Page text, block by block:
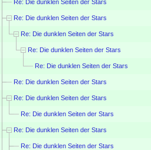
Re: Die dunklen Seiten der Stars
Re: Die dunklen Seiten der Stars
Re: Die dunklen Seiten der Stars
Re: Die dunklen Seiten der Stars
Re: Die dunklen Seiten der Stars
Re: Die dunklen Seiten der Stars
Re: Die dunklen Seiten der Stars
Re: Die dunklen Seiten der Stars
Re: Die dunklen Seiten der Stars
Re: Die dunklen Seiten der Stars